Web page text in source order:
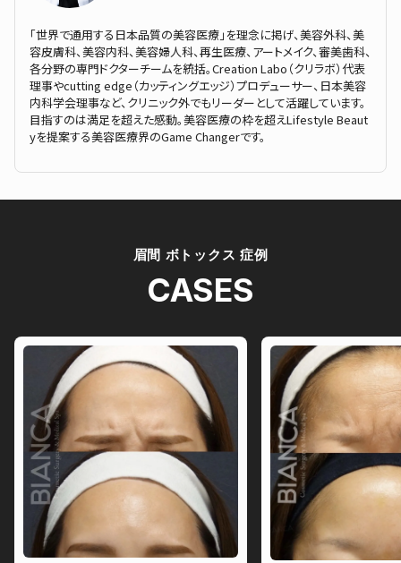
「世界で通用する日本品質の美容医療」を理念に掲げ、美容外科、美
容皮膚科、美容内科、美容婦人科、再生医療、アートメイク、審美歯科、
各分野の専門ドクターチームを統括。Creation Labo（クリラボ）代表
理事やcutting edge（カッティングエッジ）プロデューサー、日本美容
内科学会理事など、クリニック外でもリーダーとして活躍しています。
目指すのは満足を超えた感動。美容医療の枠を超えLifestyle Beaut
yを提案する美容医療界のGame Changerです。
眉間 ボトックス 症例
CASES